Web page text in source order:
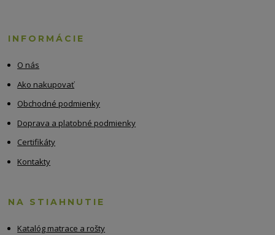
INFORMÁCIE
O nás
Ako nakupovať
Obchodné podmienky
Doprava a platobné podmienky
Certifikáty
Kontakty
NA STIAHNUTIE
Katalóg matrace a rošty